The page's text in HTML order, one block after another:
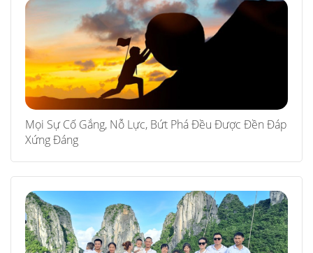
Mọi Sự Cố Gắng, Nỗ Lực, Bứt Phá Đều Được Đền Đáp
Xứng Đáng